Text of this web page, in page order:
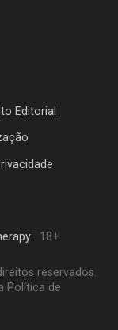
Editorial
. 18+
reservados.
Política de